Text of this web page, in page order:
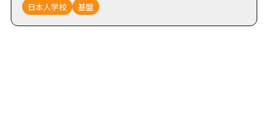
日本人学校 基盤